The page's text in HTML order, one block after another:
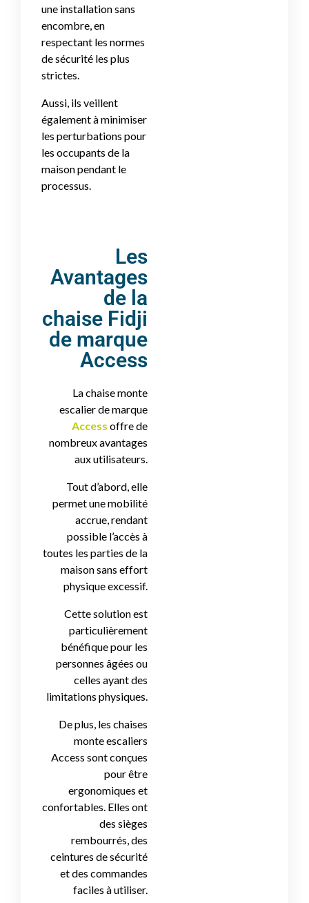
une installation sans
encombre, en
respectant les normes
de sécurité les plus
strictes.
Aussi, ils veillent
également à minimiser
les perturbations pour
les occupants de la
maison pendant le
processus.
Les
Avantages
de la
chaise Fidji
de marque
Access
La chaise monte
escalier de marque
Access offre de
nombreux avantages
aux utilisateurs.
Tout d’abord, elle
permet une mobilité
accrue, rendant
possible l’accès à
toutes les parties de la
maison sans effort
physique excessif.
Cette solution est
particulièrement
bénéfique pour les
personnes âgées ou
celles ayant des
limitations physiques.
De plus, les chaises
monte escaliers
Access sont conçues
pour être
ergonomiques et
confortables. Elles ont
des sièges
rembourrés, des
ceintures de sécurité
et des commandes
faciles à utiliser.